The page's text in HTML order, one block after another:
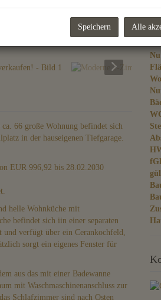
66 große Wohnung befindet sich
in der hauseigenen Tiefgarage.
EUR 996,92 bis 28.02.2030
helle Wohnküche mit
befindet sich iin einer separaten
verfügt über ein Cerankochfeld,
sorgt ein eigenes Fenster für
aus das mit einer Badewanne
mit Waschmaschinenanschluss zur
Schlafzimmer sind nach Osten
Speichern Alle